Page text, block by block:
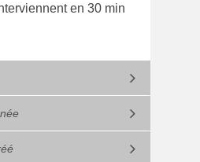
en 30 min